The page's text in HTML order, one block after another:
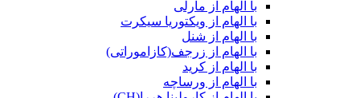
با الهام از مارلی
با الهام از ویکتوریا سیکرت
با الهام از شنل
با الهام از زرجف(کازاموراتی)
با الهام از کرید
با الهام از ورساچه